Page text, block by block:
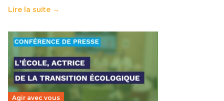
Lire la suite →
Agir avec vous